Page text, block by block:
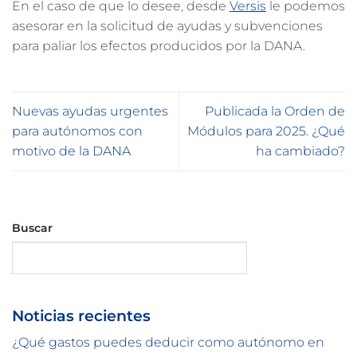
En el caso de que lo desee, desde Versis le podemos
asesorar en la solicitud de ayudas y subvenciones
para paliar los efectos producidos por la DANA.
Nuevas ayudas urgentes
para autónomos con
motivo de la DANA
Publicada la Orden de
Módulos para 2025. ¿Qué
ha cambiado?
Buscar
Noticias recientes
¿Qué gastos puedes deducir como autónomo en